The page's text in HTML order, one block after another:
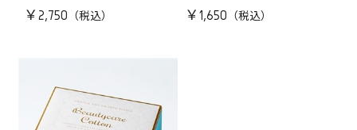
￥2,750 ￥1,650